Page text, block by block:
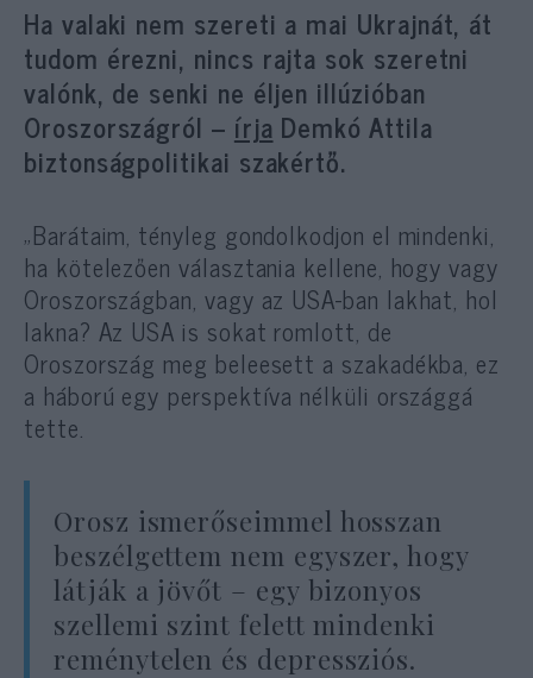
Ha valaki nem szereti a mai Ukrajnát, át
tudom érezni, nincs rajta sok szeretni
valónk, de senki ne éljen illúzióban
Oroszországról – írja Demkó Attila
biztonságpolitikai szakértő.
„Barátaim, tényleg gondolkodjon el mindenki,
ha kötelezően választania kellene, hogy vagy
Oroszországban, vagy az USA-ban lakhat, hol
lakna? Az USA is sokat romlott, de
Oroszország meg beleesett a szakadékba, ez
a háború egy perspektíva nélküli országgá
tette.
Orosz ismerőseimmel hosszan
beszélgettem nem egyszer, hogy
látják a jövőt – egy bizonyos
szellemi szint felett mindenki
reménytelen és depressziós.